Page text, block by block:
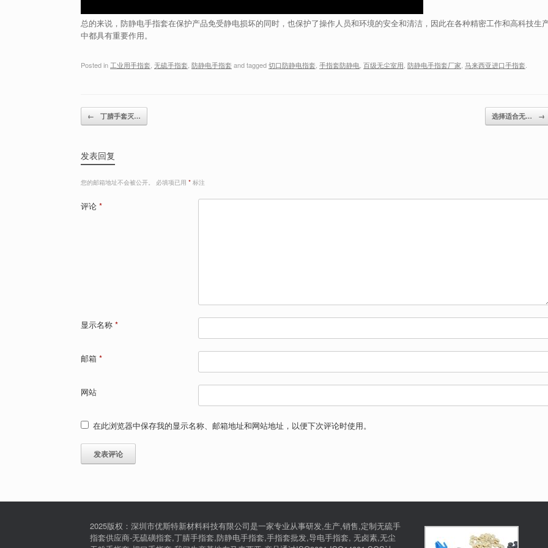
总的来说，防静电手指套在保护产品免受静电损坏的同时，也保护了操作人员和环境的安全和清洁，因此在各种精密工作和高科技生
中都具有重要作用。
Posted in 工业用手指套 无硫手指套 防静电手指套and tagged切口防静电指套 手指套防静电 百级无尘室用 防静电手指套厂家 马来西亚进口手指套
Post navigation
← 丁腈手套灭… 选择适合无… →
发表回复
您的邮箱地址不会被公开。 必填项已用 * 标注
评论 *
显示名称 *
邮箱 *
网站
在此浏览器中保存我的显示名称、邮箱地址和网站地址，以便下次评论时使用。
2025版权：深圳市优斯特新材料科技有限公司是一家专业从事研发,生产,销售,定制无硫手
指套供应商-无硫磺指套,丁腈手指套,防静电手指套,手指套批发,导电手指套, 无卤素,无尘